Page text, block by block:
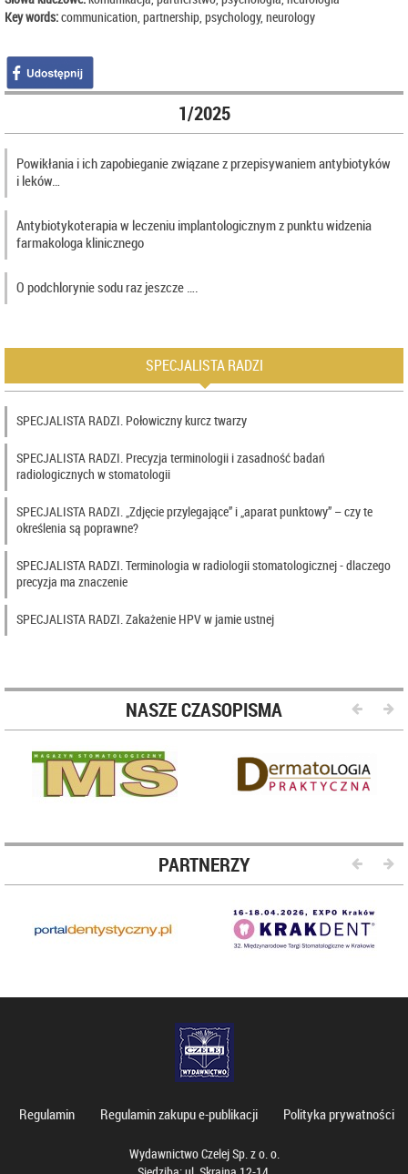
Key words:communication, partnership, psychology, neurology
1/2025
Powikłania i ich zapobieganie związane z przepisywaniem antybiotyków
i leków…
Antybiotykoterapia w leczeniu implantologicznym z punktu widzenia
farmakologa klinicznego
O podchlorynie sodu raz jeszcze ….
SPECJALISTA RADZI
SPECJALISTA RADZI. Połowiczny kurcz twarzy
SPECJALISTA RADZI. Precyzja terminologii i zasadność badań
radiologicznych w stomatologii
SPECJALISTA RADZI. „Zdjęcie przylegające” i „aparat punktowy” – czy te
określenia są poprawne?
SPECJALISTA RADZI. Terminologia w radiologii stomatologicznej - dlaczego
precyzja ma znaczenie
SPECJALISTA RADZI. Zakażenie HPV w jamie ustnej
NASZE CZASOPISMA
PARTNERZY
Regulamin Regulamin zakupu e-publikacji Polityka prywatności
Wydawnictwo Czelej Sp. z o. o.